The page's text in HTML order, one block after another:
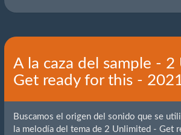
A la caza del sample -
Get ready for this -
Buscamos el origen del sonido que se
la melodía del tema de 2 Unlimited - Get